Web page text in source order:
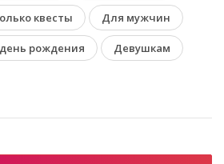
квесты Для мужчин
рождения Девушкам